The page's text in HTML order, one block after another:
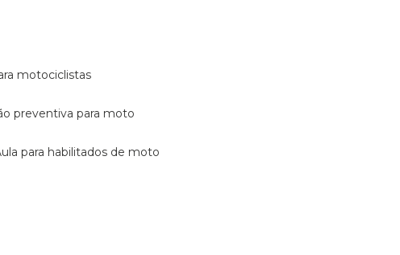
motociclistas
preventiva para moto
aula para habilitados de moto